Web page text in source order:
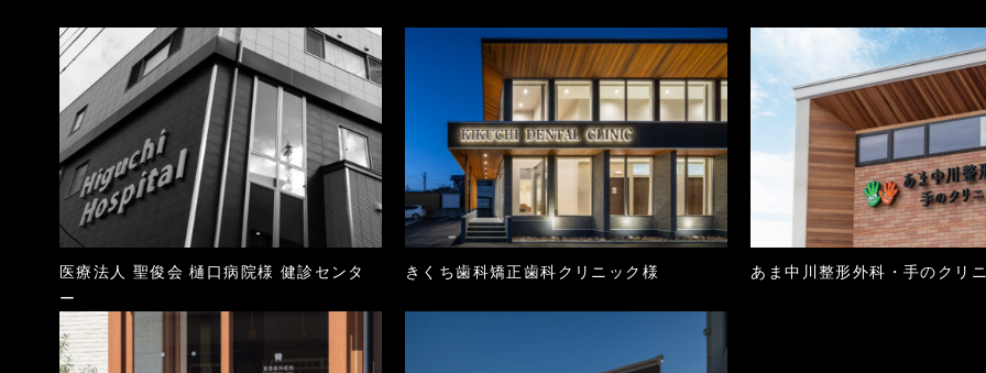
医療法人 聖俊会 樋口病院様 健診センタ
ー
きくち歯科矯正歯科クリニック様 あま中川整形外科・手のクリ